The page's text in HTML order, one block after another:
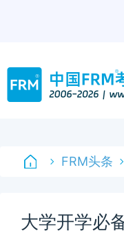
FRM头条
大学开学必